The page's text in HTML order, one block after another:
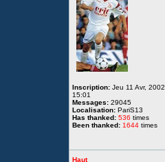
Inscription: Jeu 11 Avr, 2002
15:01
Messages: 29045
Localisation: PariS13
Has thanked: 536 times
Been thanked: 1644 times
Haut